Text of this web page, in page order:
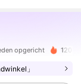
opgericht 120K
」